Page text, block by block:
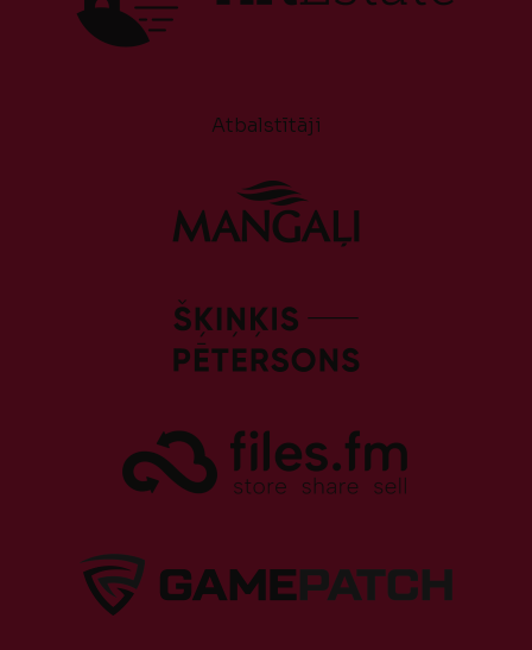
Atbalstītāji